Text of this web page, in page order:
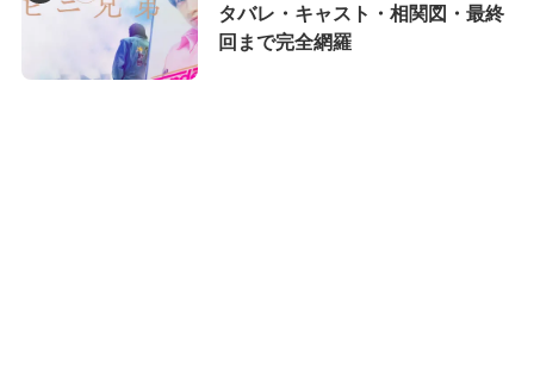
タバレ・キャスト・相関図・最終
回まで完全網羅